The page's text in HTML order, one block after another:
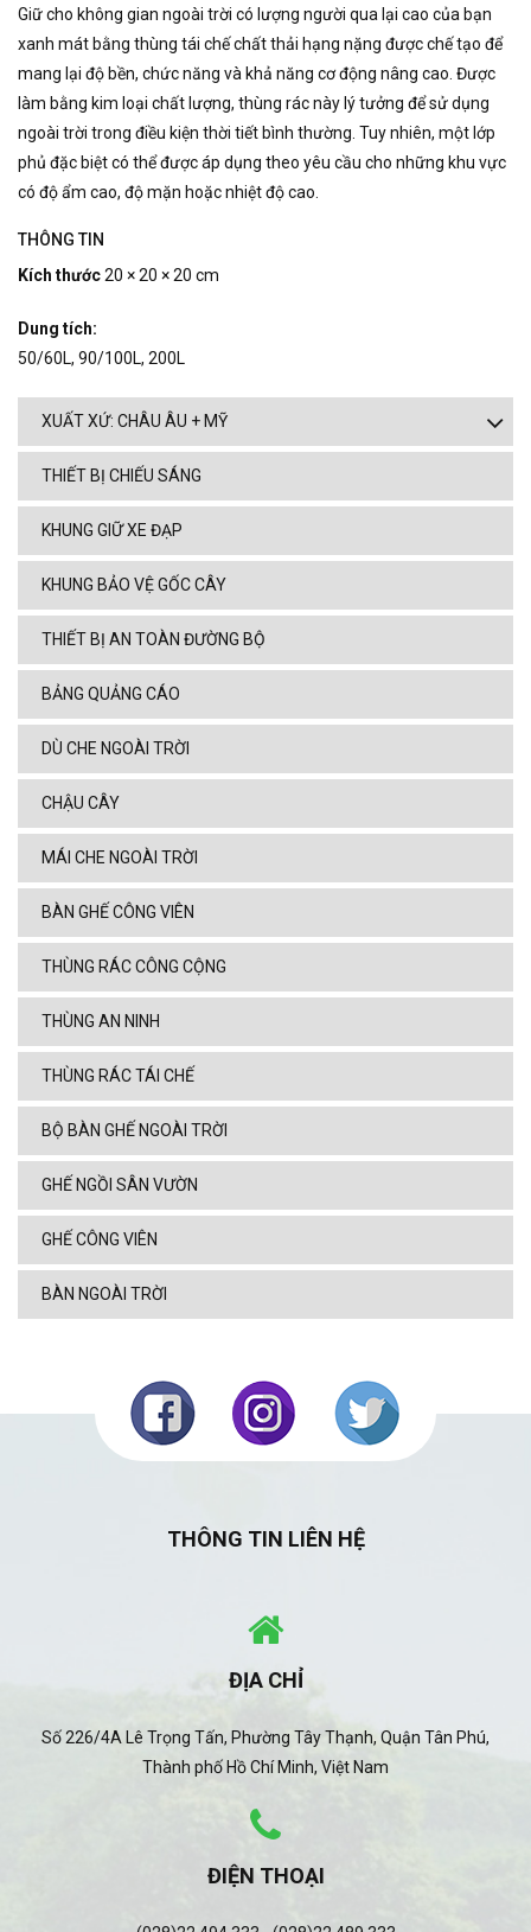
Giữ cho không gian ngoài trời có lượng người qua lại cao của bạn
xanh mát bằng thùng tái chế chất thải hạng nặng được chế tạo để
mang lại độ bền, chức năng và khả năng cơ động nâng cao. Được
làm bằng kim loại chất lượng, thùng rác này lý tưởng để sử dụng
ngoài trời trong điều kiện thời tiết bình thường. Tuy nhiên, một lớp
phủ đặc biệt có thể được áp dụng theo yêu cầu cho những khu vực
có độ ẩm cao, độ mặn hoặc nhiệt độ cao.
THÔNG TIN
Kích thước20 × 20 × 20 cm
Dung tích:
50/60L, 90/100L, 200L
XUẤT XỨ: CHÂU ÂU + MỸ
THIẾT BỊ CHIẾU SÁNG
KHUNG GIỮ XE ĐẠP
KHUNG BẢO VỆ GỐC CÂY
THIẾT BỊ AN TOÀN ĐƯỜNG BỘ
BẢNG QUẢNG CÁO
DÙ CHE NGOÀI TRỜI
CHẬU CÂY
MÁI CHE NGOÀI TRỜI
BÀN GHẾ CÔNG VIÊN
THÙNG RÁC CÔNG CỘNG
THÙNG AN NINH
THÙNG RÁC TÁI CHẾ
BỘ BÀN GHẾ NGOÀI TRỜI
GHẾ NGỒI SÂN VƯỜN
GHẾ CÔNG VIÊN
BÀN NGOÀI TRỜI
THÔNG TIN LIÊN HỆ
ĐỊA CHỈ
Số 226/4A Lê Trọng Tấn, Phường Tây Thạnh, Quận Tân Phú,
Thành phố Hồ Chí Minh, Việt Nam
ĐIỆN THOẠI